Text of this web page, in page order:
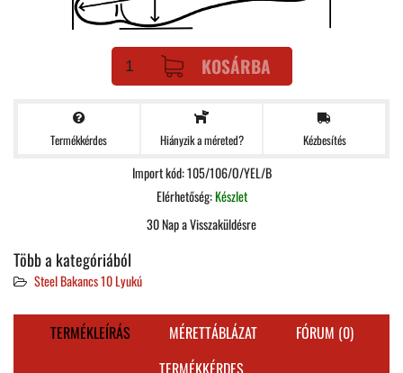
KOSÁRBA
Termékkérdes Hiányzik a méreted? Kézbesítés
Import kód: 105/106/O/YEL/B
Elérhetőség:Készlet
30 Nap a Visszaküldésre
Több a kategóriából
Steel Bakancs 10 Lyukú
TERMÉKLEÍRÁS MÉRETTÁBLÁZAT
FÓRUM (0)
TERMÉKKÉRDES